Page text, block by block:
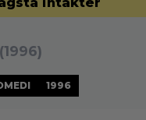
(1996)
1996